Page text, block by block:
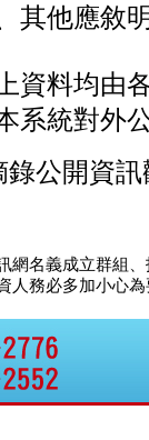
其他應敘
資料均由
系統對外
錄公開資
網名義成立群組
人務必多加小心